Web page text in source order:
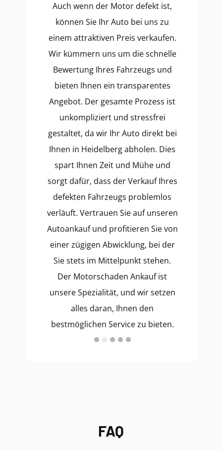
Auch wenn der Motor defekt ist,
können Sie Ihr Auto bei uns zu
einem attraktiven Preis verkaufen.
Wir kümmern uns um die schnelle
Bewertung Ihres Fahrzeugs und
bieten Ihnen ein transparentes
Angebot. Der gesamte Prozess ist
unkompliziert und stressfrei
gestaltet, da wir Ihr Auto direkt bei
Ihnen in Heidelberg abholen. Dies
spart Ihnen Zeit und Mühe und
sorgt dafür, dass der Verkauf Ihres
defekten Fahrzeugs problemlos
verläuft. Vertrauen Sie auf unseren
Autoankauf und profitieren Sie von
einer zügigen Abwicklung, bei der
Sie stets im Mittelpunkt stehen.
Der Motorschaden Ankauf ist
unsere Spezialität, und wir setzen
alles daran, Ihnen den
bestmöglichen Service zu bieten.
FAQ